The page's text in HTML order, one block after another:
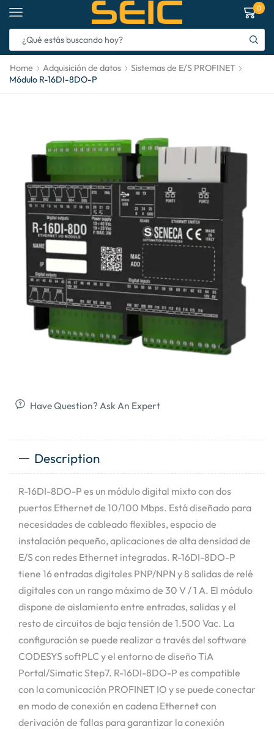
0
Home Adquisición de datos
Sistemas de E/S PROFINET
Módulo R-16DI-8DO-P
Have Question? Ask An Expert
Description
R-16DI-8DO-P es un módulo digital mixto con dos
puertos Ethernet de 10/100 Mbps. Está diseñado para
necesidades de cableado flexibles, espacio de
instalación pequeño, aplicaciones de alta densidad de
E/S con redes Ethernet integradas. R-16DI-8DO-P
tiene 16 entradas digitales PNP/NPN y 8 salidas de relé
digitales con un rango máximo de 30 V / 1 A. El módulo
dispone de aislamiento entre entradas, salidas y el
resto de circuitos de baja tensión de 1.500 Vac. La
configuración se puede realizar a través del software
CODESYS softPLC y el entorno de diseño TiA
Portal/Simatic Step7. R-16DI-8DO-P es compatible
con la comunicación PROFINET IO y se puede conectar
en modo de conexión en cadena Ethernet con
derivación de fallas para garantizar la conexión